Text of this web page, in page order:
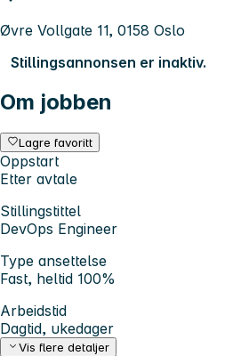
Øvre Vollgate 11, 0158 Oslo
Stillingsannonsen er inaktiv.
Om jobben
Lagre favoritt
Oppstart
Etter avtale
Stillingstittel
DevOps Engineer
Type ansettelse
Fast, heltid 100%
Arbeidstid
Dagtid, ukedager
Vis flere detaljer